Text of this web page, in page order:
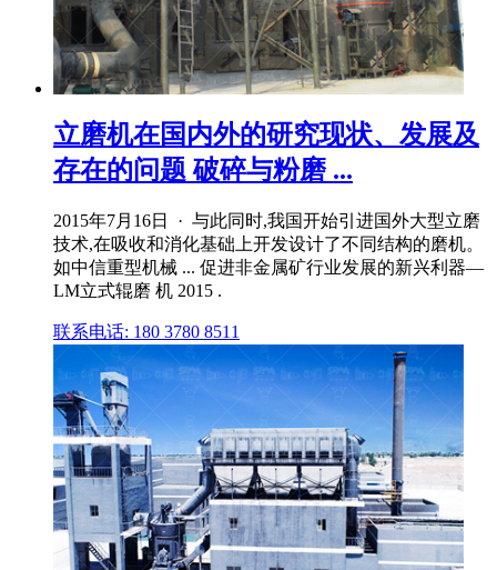
立磨机在国内外的研究现状、发展及
存在的问题 破碎与粉磨 ...
2015年7月16日 · 与此同时,我国开始引进国外大型立磨
技术,在吸收和消化基础上开发设计了不同结构的磨机。
如中信重型机械 ... 促进非金属矿行业发展的新兴利器—
LM立式辊磨 机 2015 .
联系电话: 180 3780 8511